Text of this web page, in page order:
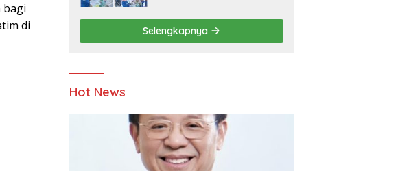
bagi
di
Berbagi Bersama
Penyandang Disabilitas
dan Yayasan Pendidikan
Selengkapnya
Hot News